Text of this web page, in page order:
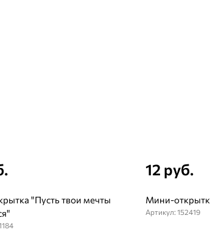
"Пусть твои мечты
12 руб.
Мини-
Артикул: 152419